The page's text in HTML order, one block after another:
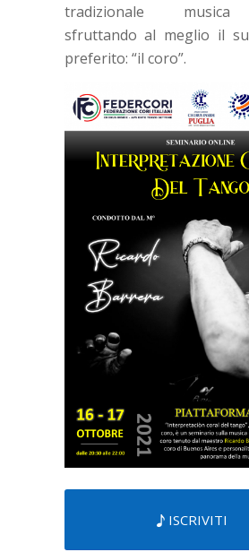
tradizionale musica
sfruttando al meglio il
preferito: “il coro”.
ISCRIVITI